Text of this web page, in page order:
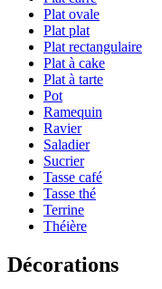
Plat ovale
Plat plat
Plat rectangulaire
Plat à cake
Plat à tarte
Pot
Ramequin
Ravier
Saladier
Sucrier
Tasse café
Tasse thé
Terrine
Théière
Décorations